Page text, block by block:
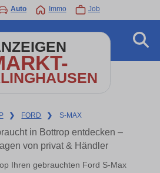
Auto Immo Job
❯ FORD ❯ S-MAX
in Bottrop entdecken –
von privat & Händler
Ihren gebrauchten Ford S-Max